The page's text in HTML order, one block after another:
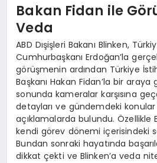
Bakan Fidan ile
Veda
ABD Dışişleri Bakanı Blinken,
Cumhurbaşkanı Erdoğan’la
görüşmenin ardından Türkiye
Başkanı Hakan Fidan’la bir
sonunda kameralar karşısına
detayları ve gündemdeki konular
açıklamalarda bulundu. Özellikle
kendi görev dönemi içerisindeki
Bundan sonraki hayatında
dikkat çekti ve Blinken’a veda